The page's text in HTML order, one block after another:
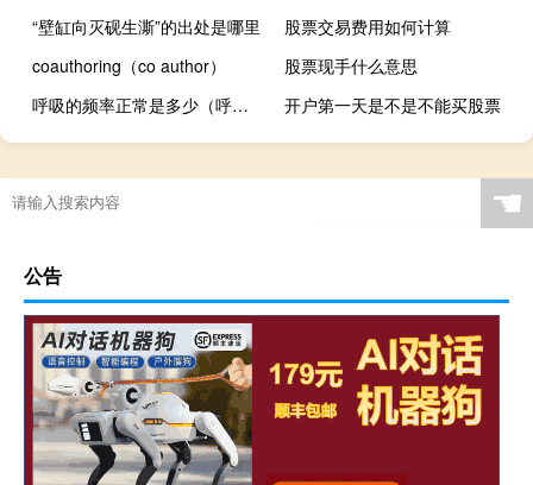
“壁缸向灭砚生澌”的出处是哪里
股票交易费用如何计算
coauthoring（co author）
股票现手什么意思
呼吸的频率正常是多少（呼吸频率正常范围）
开户第一天是不是不能买股票
☚
公告